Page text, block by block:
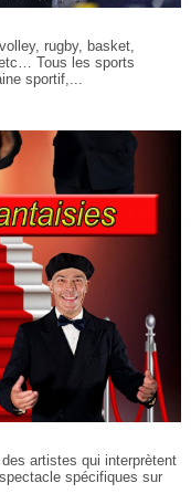
rugby, basket,
Tous les sports
sportif,...
artistes qui interprètent
spécifiques sur